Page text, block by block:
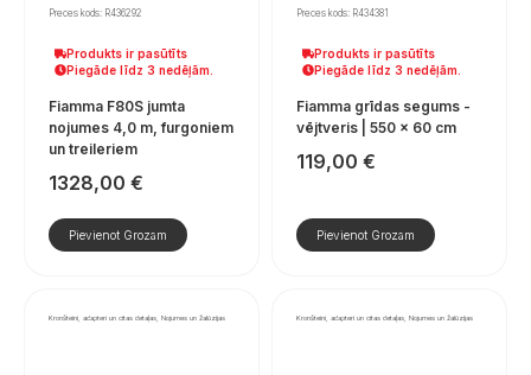
Preces kods: R436292
Produkts ir pasūtīts
Piegāde līdz 3 nedēļām.
Fiamma F80S jumta
nojumes 4,0 m, furgoniem
un treileriem
1328,00 €
Pievienot Grozam
Preces kods: R434381
Produkts ir pasūtīts
Piegāde līdz 3 nedēļām.
Fiamma grīdas segums -
vējtveris | 550 × 60 cm
119,00 €
Pievienot Grozam
Kronšteini, adapteri un citas detaļas, Nojumes un žalūzijas Kronšteini, adapteri un citas detaļas, Nojumes un žalūzijas